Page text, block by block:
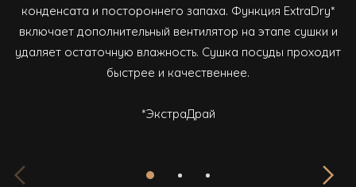
конденсата и постороннего запаха. Функция ExtraDry*
включает дополнительный вентилятор на этапе сушки и
удаляет остаточную влажность. Сушка посуды проходит
быстрее и качественнее.
*ЭкстраДрай